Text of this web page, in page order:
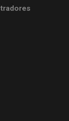
ventana nueva)
nueva)
ventana nueva)